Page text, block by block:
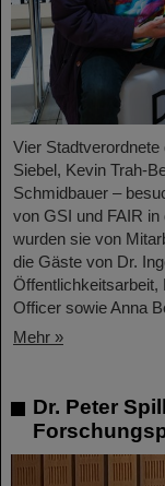
Vier
Siebel, Kevin Trah-
Schmidbauer –
von GSI und FAIR
wurden sie von
die Gäste von Dr.
Öffentlichkeitsarbeit,
Officer sowie Anna
Mehr »
Dr. Peter